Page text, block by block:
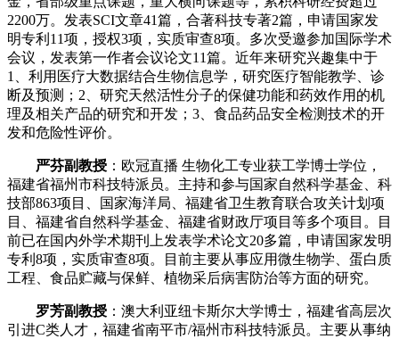
2200万。发表SCI文章41篇，合著科技专著2篇，申请国家发
明专利11项，授权3项，实质审查8项。多次受邀参加国际学术
会议，发表第一作者会议论文11篇。近年来研究兴趣集中于
1、利用医疗大数据结合生物信息学，研究医疗智能教学、诊
断及预测；2、研究天然活性分子的保健功能和药效作用的机
理及相关产品的研究和开发；3、食品药品安全检测技术的开
发和危险性评价。
严芬副教授 ：欧冠直播 生物化工专业获工学博士学位，
福建省福州市科技特派员。主持和参与国家自然科学基金、科
技部863项目、国家海洋局、福建省卫生教育联合攻关计划项
目、福建省自然科学基金、福建省财政厅项目等多个项目。目
前已在国内外学术期刊上发表学术论文20多篇，申请国家发明
专利8项，实质审查8项。目前主要从事应用微生物学、蛋白质
工程、食品贮藏与保鲜、植物采后病害防治等方面的研究。
罗芳副教授 ：澳大利亚纽卡斯尔大学博士，福建省高层次
引进C类人才，福建省南平市/福州市科技特派员。主要从事纳